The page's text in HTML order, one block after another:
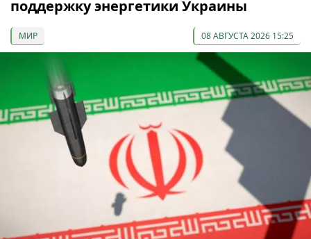
поддержку энергетики Украины
МИР 08 АВГУСТА 2026 15:25